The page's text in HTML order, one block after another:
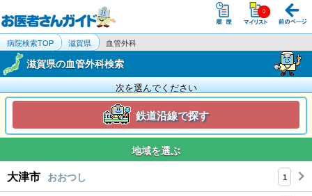
病院検索TOP 滋賀県 血管外科
滋賀県の血管外科検索
次を選んでください
鉄道沿線で探す
地域を選ぶ
大津市 おおつし 1